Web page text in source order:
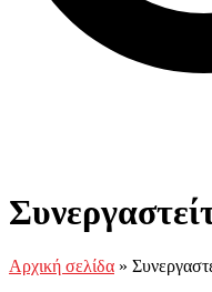
mobile
menu
mobile
menu
Αρχική σελίδα »